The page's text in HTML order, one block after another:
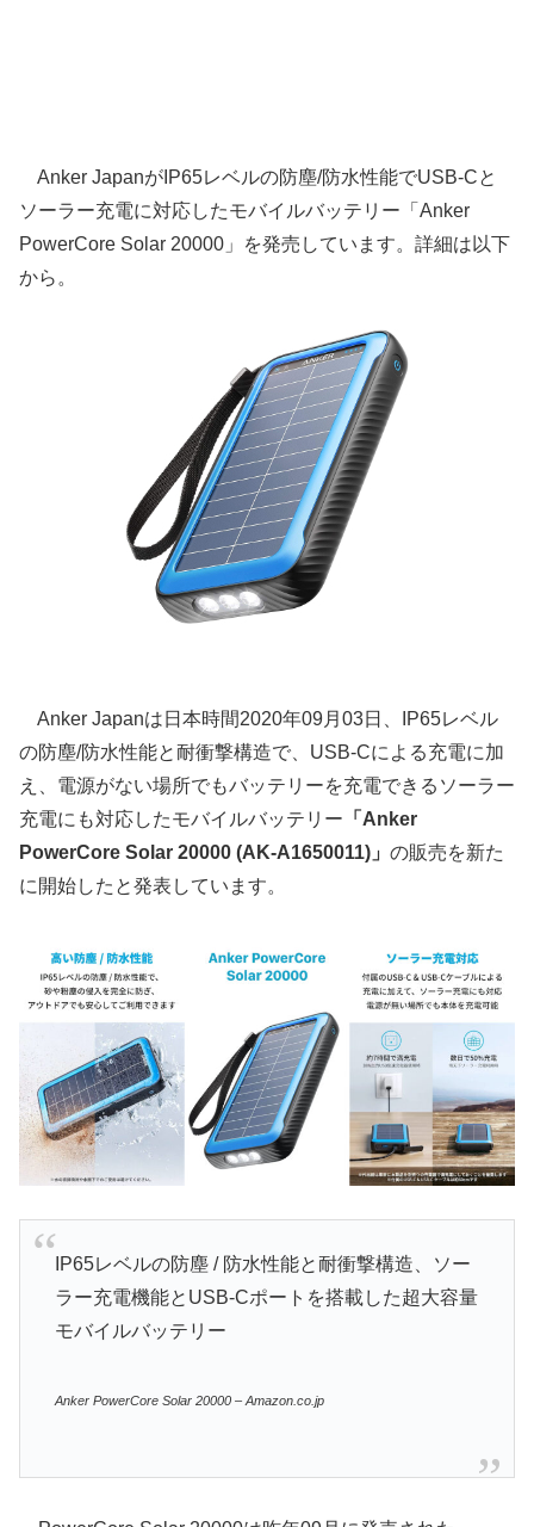
Anker JapanがIP65レベルの防塵/防水性能でUSB-Cと
ソーラー充電に対応したモバイルバッテリー「Anker
PowerCore Solar 20000」を発売しています。詳細は以下
から。
Anker Japanは日本時間2020年09月03日、IP65レベル
の防塵/防水性能と耐衝撃構造で、USB-Cによる充電に加
え、電源がない場所でもバッテリーを充電できるソーラー
充電にも対応したモバイルバッテリー 「Anker
PowerCore Solar 20000 (AK-A1650011)」 の販売を新た
に開始したと発表しています。
IP65レベルの防塵 / 防水性能と耐衝撃構造、ソー
ラー充電機能とUSB-Cポートを搭載した超大容量
モバイルバッテリー
Anker PowerCore Solar 20000 – Amazon.co.jp